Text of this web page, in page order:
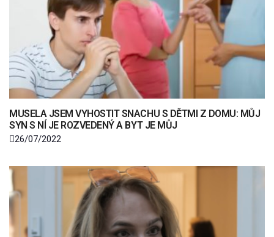
MUSELA JSEM VYHOSTIT SNACHU S DĚTMI Z DOMU: MŮJ
SYN S NÍ JE ROZVEDENÝ A BYT JE MŮJ
26/07/2022